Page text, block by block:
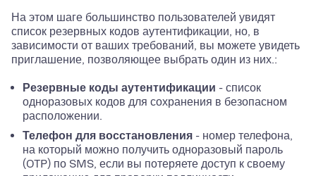
На этом шаге большинство пользователей увидят
список резервных кодов аутентификации, но, в
зависимости от ваших требований, вы можете увидеть
приглашение, позволяющее выбрать один из них.:
Резервные коды аутентификации - список
одноразовых кодов для сохранения в безопасном
расположении.
Телефон для восстановления - номер телефона,
на который можно получить одноразовый пароль
(OTP) по SMS, если вы потеряете доступ к своему